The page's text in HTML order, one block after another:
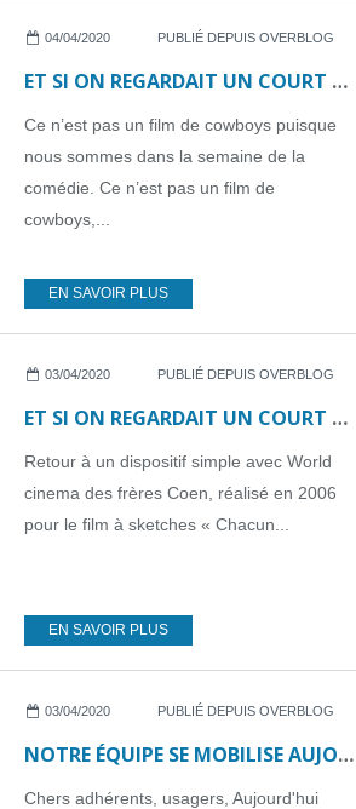
04/04/2020 PUBLIÉ DEPUIS OVERBLOG
ET SI ON REGARDAIT UN COURT MÉTRAGE...N°19
Ce n’est pas un film de cowboys puisque
nous sommes dans la semaine de la
comédie. Ce n’est pas un film de
cowboys,...
EN SAVOIR PLUS
03/04/2020 PUBLIÉ DEPUIS OVERBLOG
ET SI ON REGARDAIT UN COURT MÉTRAGE...N°18
Retour à un dispositif simple avec World
cinema des frères Coen, réalisé en 2006
pour le film à sketches « Chacun...
EN SAVOIR PLUS
03/04/2020 PUBLIÉ DEPUIS OVERBLOG
NOTRE ÉQUIPE SE MOBILISE AUJOURD'HUI : DESSIN
Chers adhérents, usagers, Aujourd'hui